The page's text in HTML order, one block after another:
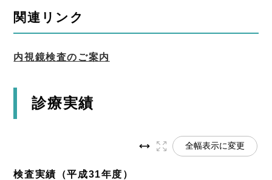
関連リンク
内視鏡検査のご案内
診療実績
全幅表示に変更
検査実績（平成31年度）